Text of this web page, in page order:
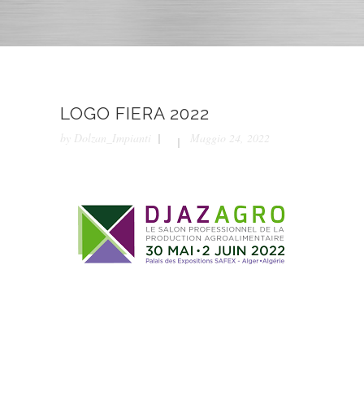
LOGO FIERA 2022
by Dolzan_Impianti Maggio 24, 2022